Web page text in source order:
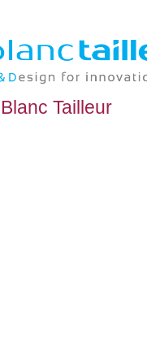
Blanc Tailleur